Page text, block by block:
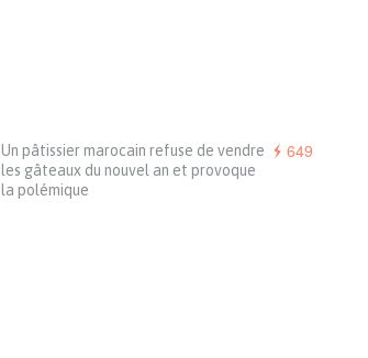
649
Un pâtissier marocain refuse de vendre
les gâteaux du nouvel an et provoque
la polémique